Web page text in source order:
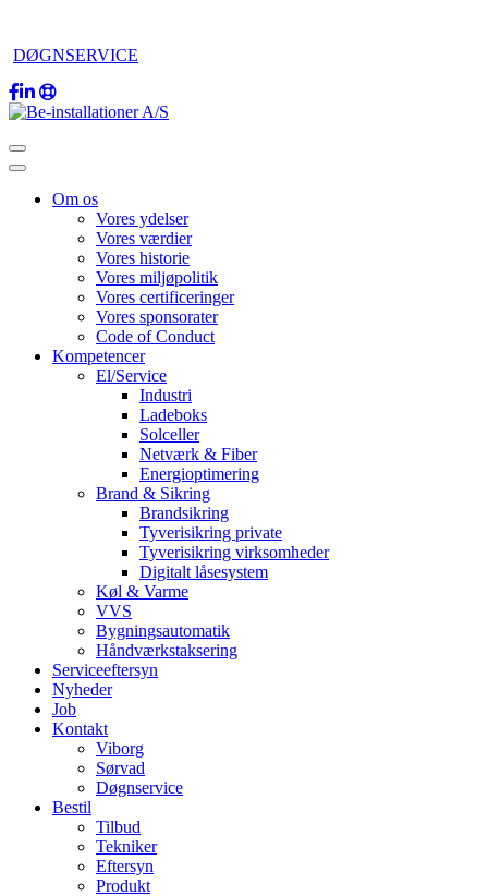
DØGNSERVICE
Om os
Vores ydelser
Vores værdier
Vores historie
Vores miljøpolitik
Vores certificeringer
Vores sponsorater
Code of Conduct
Kompetencer
El/Service
Industri
Ladeboks
Solceller
Netværk & Fiber
Energioptimering
Brand & Sikring
Brandsikring
Tyverisikring private
Tyverisikring virksomheder
Digitalt låsesystem
Køl & Varme
VVS
Bygningsautomatik
Håndværkstaksering
Serviceeftersyn
Nyheder
Job
Kontakt
Viborg
Sørvad
Døgnservice
Bestil
Tilbud
Tekniker
Eftersyn
Produkt